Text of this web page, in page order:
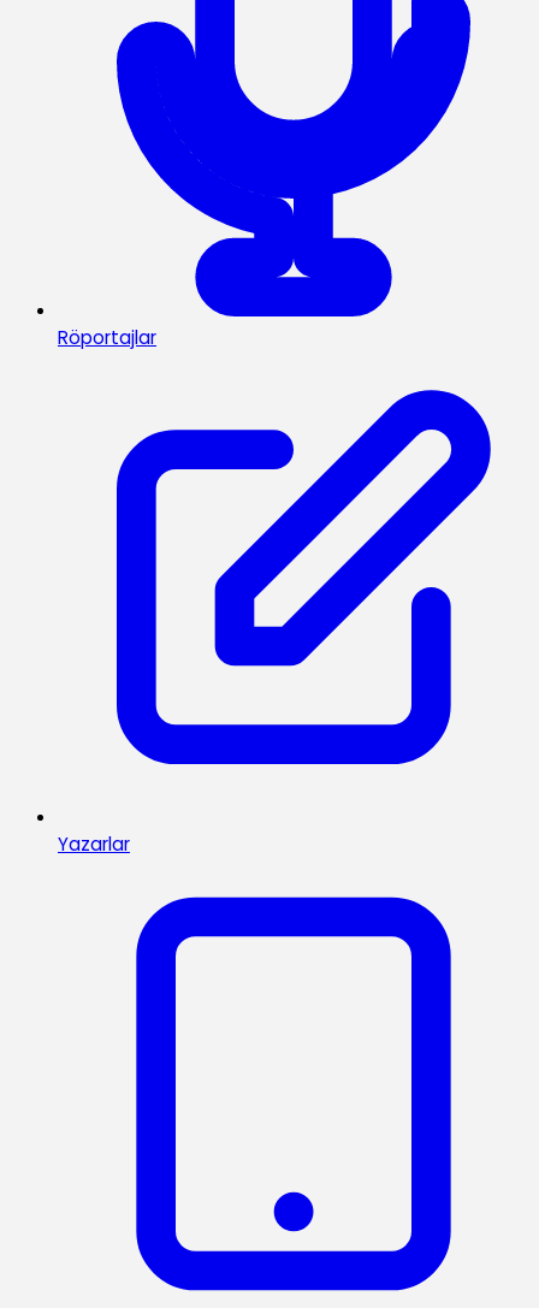
Röportajlar
Yazarlar